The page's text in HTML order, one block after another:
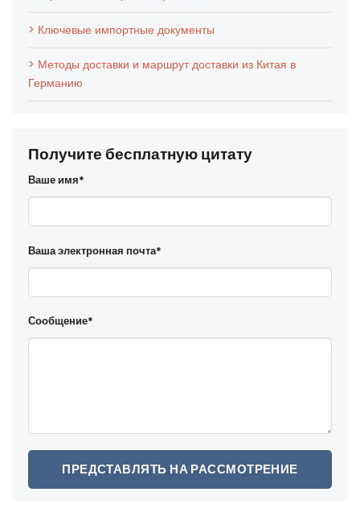
> Ключевые импортные документы
> Методы доставки и маршрут доставки из Китая в
Германию
Получите бесплатную цитату
Ваше имя*
Ваша электронная почта*
Сообщение*